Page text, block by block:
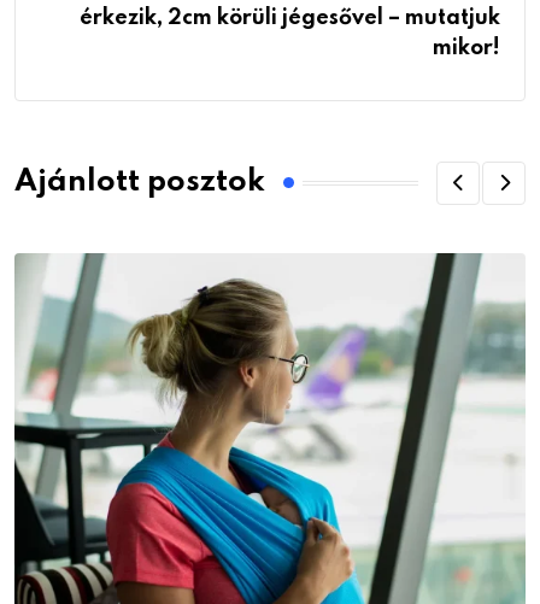
érkezik, 2cm körüli jégesővel – mutatjuk
mikor!
Ajánlott posztok